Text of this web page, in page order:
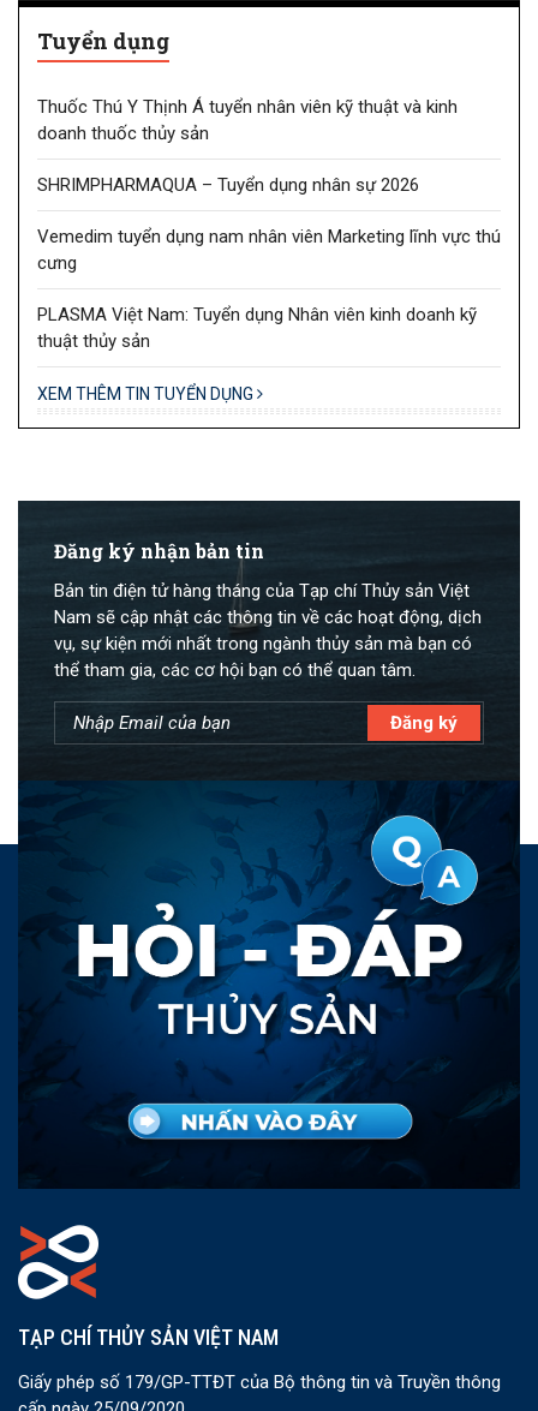
Tuyển dụng
Thuốc Thú Y Thịnh Á tuyển nhân viên kỹ thuật và kinh
doanh thuốc thủy sản
SHRIMPHARMAQUA – Tuyển dụng nhân sự 2026
Vemedim tuyển dụng nam nhân viên Marketing lĩnh vực thú
cưng
PLASMA Việt Nam: Tuyển dụng Nhân viên kinh doanh kỹ
thuật thủy sản
XEM THÊM TIN TUYỂN DỤNG
Đăng ký nhận bản tin
Bản tin điện tử hàng tháng của Tạp chí Thủy sản Việt
Nam sẽ cập nhật các thông tin về các hoạt động, dịch
vụ, sự kiện mới nhất trong ngành thủy sản mà bạn có
thể tham gia, các cơ hội bạn có thể quan tâm.
TẠP CHÍ THỦY SẢN VIỆT NAM
Giấy phép số 179/GP-TTĐT của Bộ thông tin và Truyền thông